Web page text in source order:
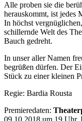
Alle proben sie die
herauskommt, ist jedes
In höchst
schillernde Welt des
Bauch gedreht.
In unser aller Namen
begrüßen dürfen. Der
Stück zu einer kleinen
Regie: Bardia Rousta
Premieredaten:
09.10.2018 um 19 Uhr,